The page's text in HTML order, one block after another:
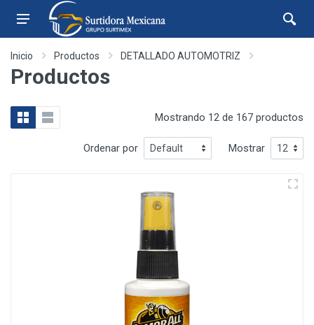
Inicio Productos DETALLADO AUTOMOTRIZ
Productos
Mostrando 12 de 167 productos
Ordenar por Mostrar